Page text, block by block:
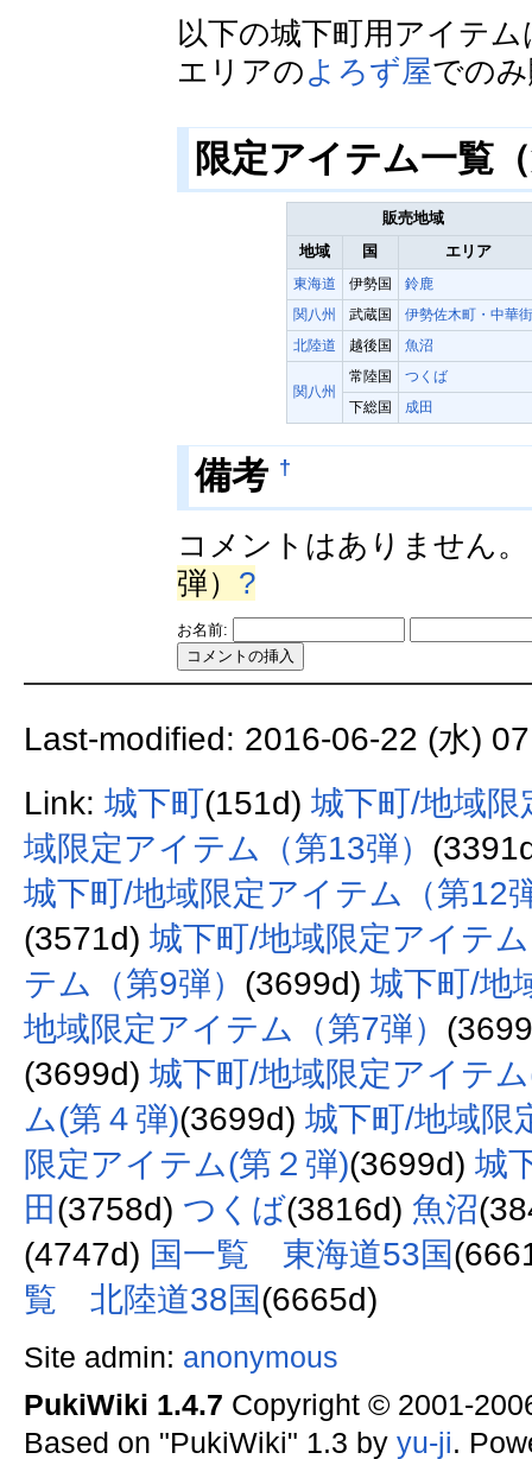
以下の城下町用アイテ
エリアのよろず屋での
限定アイテム一覧
販売地域
地域
国 エリア
東海道 伊勢国
鈴鹿
関八州
武蔵国
伊勢佐木町・中華街
北陸道
越後国 魚沼
関八州
常陸国
つくば
下総国
成田
備考 †
コメントはありません
弾） ?
お名前:
Last-modified: 2016-06-22 (水)
Link: 城下町(151d) 城下町/地域
域限定アイテム（第13弾）
城下町/地域限定アイテム（第12
(3571d) 城下町/地域限定アイテ
テム（第9弾） (3699d) 城下町/地
地域限定アイテム（第7弾）
(3699d) 城下町/地域限定アイテ
ム(第４弾)(3699d) 城下町/地域限
限定アイテム(第２弾)(3699d) 城
田 (3758d) つくば(3816d) 魚沼
(4747d) 国一覧 東海道53国
覧 北陸道38国(6665d)
Site admin: anonymous
PukiWiki 1.4.7 Copyright © 2001-
Based on "PukiWiki" 1.3 by yu-ji.